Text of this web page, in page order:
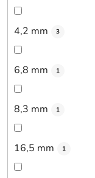
4,2 mm 3
6,8 mm 1
8,3 mm 1
16,5 mm 1